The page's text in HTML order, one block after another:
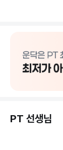
PT 선생님